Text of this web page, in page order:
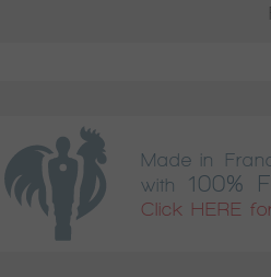
Made in
with
100%
Click HERE